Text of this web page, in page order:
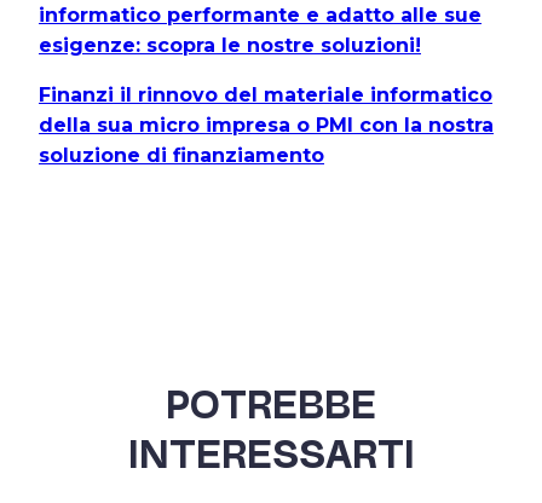
informatico performante e adatto alle sue
esigenze: scopra le nostre soluzioni!
Finanzi il rinnovo del materiale informatico
della sua micro impresa o PMI con la nostra
soluzione di finanziamento
POTREBBE
INTERESSARTI